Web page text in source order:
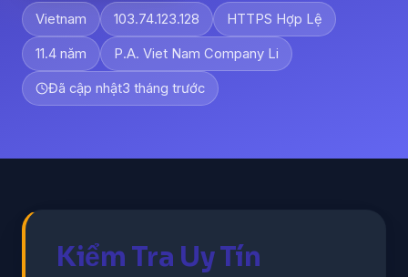
Vietnam 103.74.123.128 HTTPS Hợp Lệ
11.4 năm P.A. Viet Nam Company Li
Đã cập nhật3 tháng trước
Kiểm Tra Uy Tín